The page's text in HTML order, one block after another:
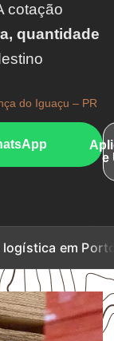
cotação
quantidade
do Iguaçu – PR
e
Porto Alegre, RS